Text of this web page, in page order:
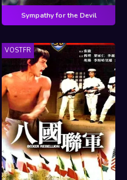
Sympathy for the Devil
VOSTFR